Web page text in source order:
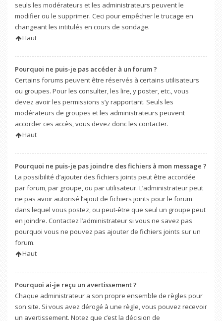
seuls les modérateurs et les administrateurs peuvent le
modifier ou le supprimer. Ceci pour empêcher le trucage en
changeant les intitulés en cours de sondage.
Haut
Pourquoi ne puis-je pas accéder à un forum ?
Certains forums peuvent être réservés à certains utilisateurs
ou groupes. Pour les consulter, les lire, y poster, etc., vous
devez avoir les permissions s’y rapportant. Seuls les
modérateurs de groupes et les administrateurs peuvent
accorder ces accès, vous devez donc les contacter.
Haut
Pourquoi ne puis-je pas joindre des fichiers à mon message ?
La possibilité d’ajouter des fichiers joints peut être accordée
par forum, par groupe, ou par utilisateur. L’administrateur peut
ne pas avoir autorisé l’ajout de fichiers joints pour le forum
dans lequel vous postez, ou peut-être que seul un groupe peut
en joindre. Contactez l’administrateur si vous ne savez pas
pourquoi vous ne pouvez pas ajouter de fichiers joints sur un
forum.
Haut
Pourquoi ai-je reçu un avertissement ?
Chaque administrateur a son propre ensemble de règles pour
son site. Si vous avez dérogé à une règle, vous pouvez recevoir
un avertissement. Notez que c’est la décision de